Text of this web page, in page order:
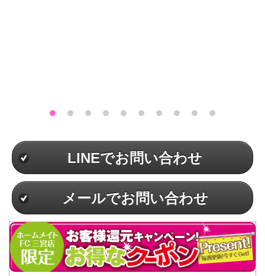
LINEでお問い合わせ
メールでお問い合わせ